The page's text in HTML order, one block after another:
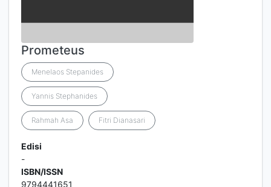
Prometeus
Menelaos Stepanides
Yannis Stephanides
Rahmah Asa Fitri Dianasari
Edisi
-
ISBN/ISSN
9794441651